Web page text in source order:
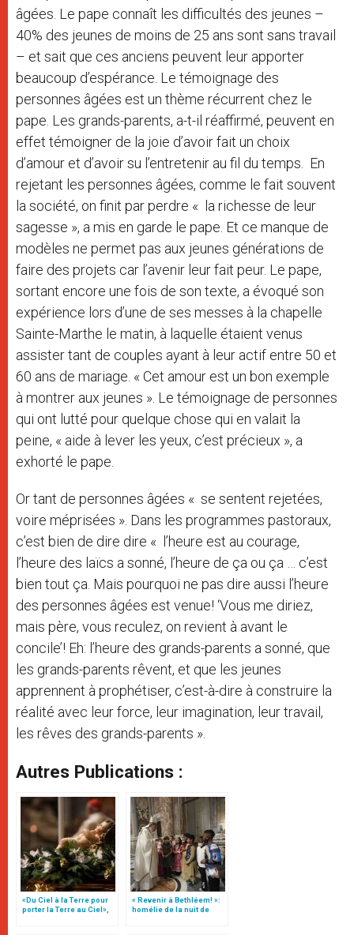
âgées. Le pape connaît les difficultés des jeunes –
40% des jeunes de moins de 25 ans sont sans travail
– et sait que ces anciens peuvent leur apporter
beaucoup d’espérance. Le témoignage des
personnes âgées est un thème récurrent chez le
pape. Les grands-parents, a-t-il réaffirmé, peuvent en
effet témoigner de la joie d’avoir fait un choix
d’amour et d’avoir su l’entretenir au fil du temps. En
rejetant les personnes âgées, comme le fait souvent
la société, on finit par perdre « la richesse de leur
sagesse », a mis en garde le pape. Et ce manque de
modèles ne permet pas aux jeunes générations de
faire des projets car l’avenir leur fait peur. Le pape,
sortant encore une fois de son texte, a évoqué son
expérience lors d’une de ses messes à la chapelle
Sainte-Marthe le matin, à laquelle étaient venus
assister tant de couples ayant à leur actif entre 50 et
60 ans de mariage. « Cet amour est un bon exemple
à montrer aux jeunes ». Le témoignage de personnes
qui ont lutté pour quelque chose qui en valait la
peine, « aide à lever les yeux, c’est précieux », a
exhorté le pape.
Or tant de personnes âgées « se sentent rejetées,
voire méprisées ». Dans les programmes pastoraux,
c’est bien de dire dire « l’heure est au courage,
l’heure des laïcs a sonné, l’heure de ça ou ça … c’est
bien tout ça. Mais pourquoi ne pas dire aussi l’heure
des personnes âgées est venue! ‘Vous me diriez,
mais père, vous reculez, on revient à avant le
concile’! Eh: l’heure des grands-parents a sonné, que
les grands-parents rêvent, et que les jeunes
apprennent à prophétiser, c’est-à-dire à construire la
réalité avec leur force, leur imagination, leur travail,
les rêves des grands-parents ».
Autres Publications :
«Du Ciel à la Terre pour
porter la Terre au Ciel»,
« Revenir à Bethléem! »:
homélie de la nuit de
Noël (texte complet)